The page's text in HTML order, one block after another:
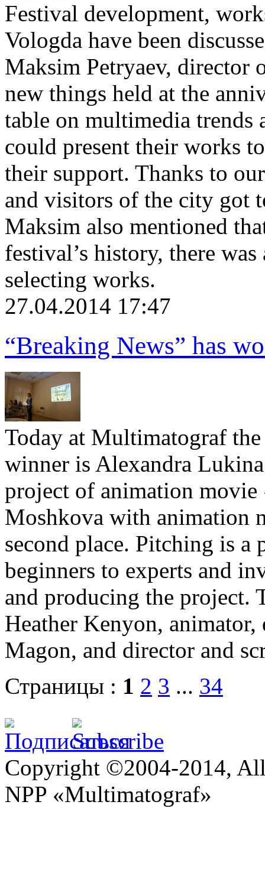
Festival development,
Vologda have been
Maksim Petryaev, director
new things held at the
table on multimedia trends
could present their works
their support. Thanks to
and visitors of the city got
Maksim also mentioned
festival’s history, there
selecting works.
27.04.2014 17:47
“Breaking News” has
Today at Multimatograf
winner is Alexandra
project of animation
Moshkova with animation
second place. Pitching is a
beginners to experts and
and producing the project.
Heather Kenyon,
Magon, and director and
Страницы : 1 2 3 ... 34
Copyright ©2004-2014,
NPP «Multimatograf»